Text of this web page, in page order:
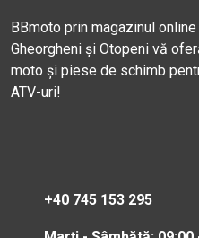
BBmoto prin magazinul
Gheorgheni și Otopeni vă
moto și piese de schimb
ATV-uri!
+40 745 153 295